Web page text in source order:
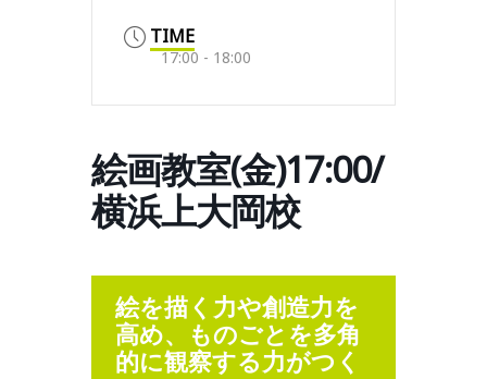
TIME
17:00 - 18:00
絵画教室(金)17:00/
横浜上大岡校
絵を描く力や創造力を
高め、ものごとを多角
的に観察する力がつく